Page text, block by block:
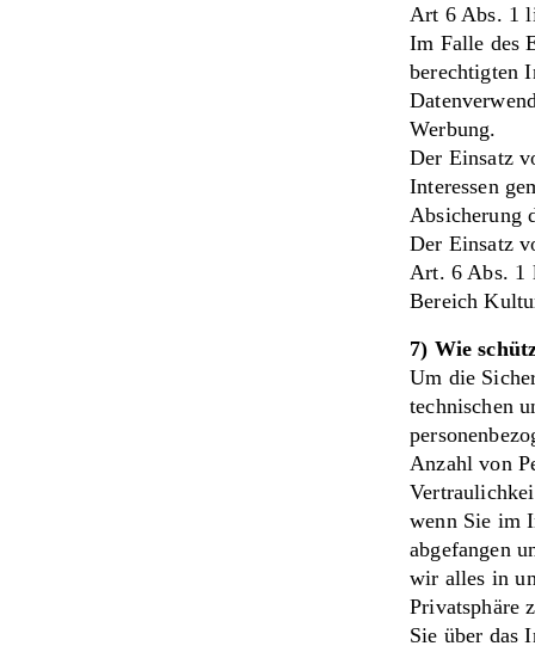
Art 6 Abs. 1
Im Falle des
berechtigten
Werbung.
Der Einsatz
Interessen
Absicherung
Der Einsatz
Art. 6 Abs. 1
Bereich
7) Wie
Um die
technischen
Anzahl von
wenn Sie im
abgefangen
wir alles in
Privatsphäre
Sie über das